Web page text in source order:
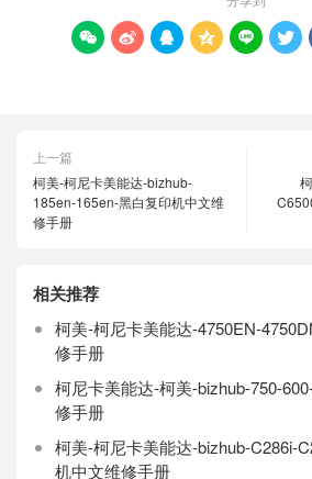
     
上一篇
柯美-柯尼卡美能达-bizhub-
185en-165en-黑白复印机中文维
修手册
相关推荐
柯美-柯尼卡美能达-4750EN-
修手册
柯尼卡美能达-柯美-bizhub-750-
修手册
柯美-柯尼卡美能达-bizhub-C286i-
机中文维修手册